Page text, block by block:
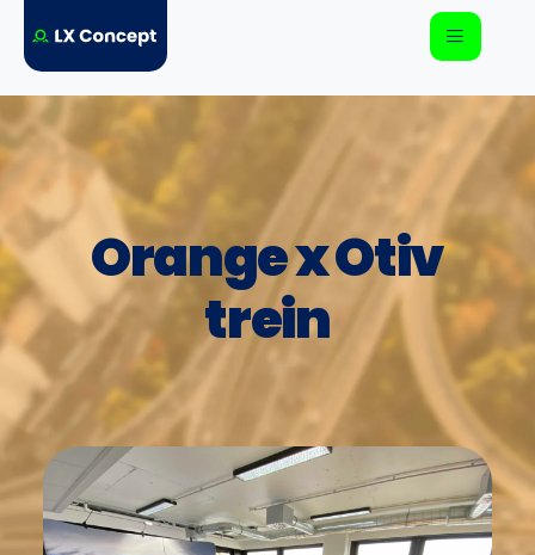
Orange x Otiv
trein